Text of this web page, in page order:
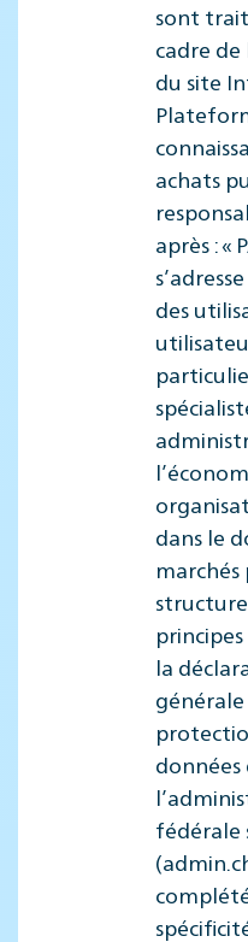
sont
cadre
du site
achats
après : «
des
dans le
marchés
la
générale
données
fédérale